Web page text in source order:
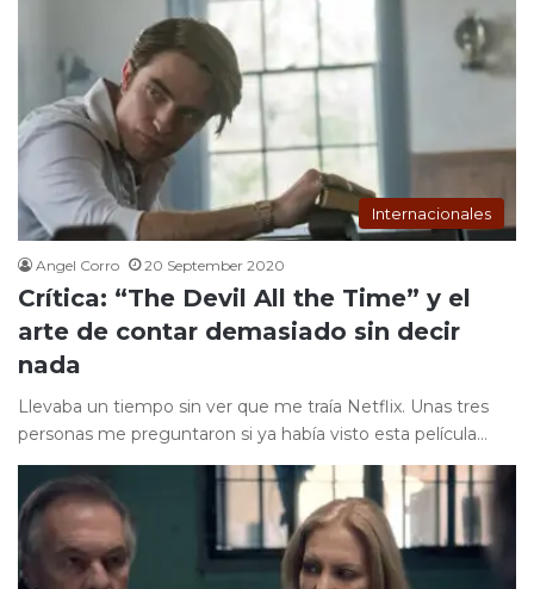
Internacionales
Angel Corro 20 September 2020
Crítica: “The Devil All the Time” y el
arte de contar demasiado sin decir
nada
Llevaba un tiempo sin ver que me traía Netflix. Unas tres
personas me preguntaron si ya había visto esta película…